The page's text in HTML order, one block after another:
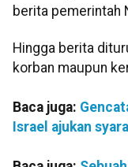
berita pemerintah
Hingga berita
korban maupun
Baca juga:
Israel ajukan